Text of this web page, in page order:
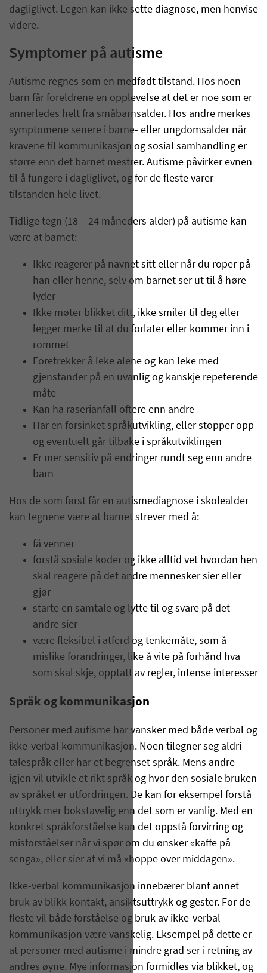
dagliglivet. Legen kan ikke sette diagnose, men henvise
videre.
Symptomer på autisme
Autisme regnes som en medfødt tilstand. Hos noen
barn får foreldrene en opplevelse at det er noe som er
annerledes helt fra småbarnsalder. Hos andre merkes
symptomene senere i barne- eller ungdomsalder når
kravene til kommunikasjon og sosial samhandling er
større enn det barnet mestrer. Autisme påvirker evnen
til å fungere i dagliglivet, og for de fleste varer
tilstanden hele livet.
Tidlige tegn (18 – 24 måneders alder) på autisme kan
være at barnet:
Ikke reagerer på navnet sitt eller når du roper på
han eller henne, selv om barnet ser ut til å høre
lyder
Ikke møter blikket ditt, ikke smiler til deg eller
legger merke til at du forlater eller kommer inn i
rommet
Foretrekker å leke alene og kan leke med
gjenstander på en uvanlig og kanskje repeterende
måte
Kan ha raserianfall oftere enn andre
Har en forsinket språkutvikling, eller stopper opp
og eventuelt går tilbake i språkutviklingen
Er mer sensitiv på endringer rundt seg enn andre
barn
Hos de som først får en autismediagnose i skolealder
kan tegnene være at barnet strever med å:
få venner
forstå sosiale koder og ikke alltid vet hvordan hen
skal reagere på det andre mennesker sier eller
gjør
starte en samtale og lytte til og svare på det
andre sier
være fleksibel i atferd og tenkemåte, som å
mislike forandringer, like å vite på forhånd hva
som skal skje, opptatt av regler, intense interesser
Språk og kommunikasjon
Personer med autisme har vansker med både verbal og
ikke-verbal kommunikasjon. Noen tilegner seg aldri
talespråk eller har et begrenset språk. Mens andre
igjen vil utvikle et rikt språk og hvor den sosiale bruken
av språket er utfordringen. De kan for eksempel forstå
uttrykk mer bokstavelig enn det som er vanlig. Med en
konkret språkforståelse kan det oppstå forvirring og
misforståelser når vi spør om du ønsker «kaffe på
senga», eller sier at vi må «hoppe over middagen».
Ikke-verbal kommunikasjon innebærer blant annet
bruk av blikk kontakt, ansiktsuttrykk og gester. For de
fleste vil både forståelse og bruk av ikke-verbal
kommunikasjon være vanskelig. Eksempel på dette er
at personer med autisme i mindre grad ser i retning av
andres øyne. Mye informasjon formidles via blikket, og